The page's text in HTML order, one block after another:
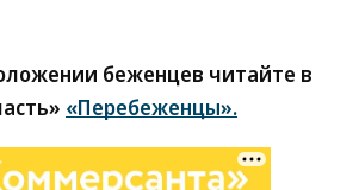
беженцев читайте в
«Перебеженцы».